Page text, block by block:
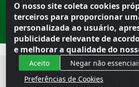
O nosso site coleta cookies
terceiros para proporcionar
personalizada ao usuário,
publicidade relevante de
e melhorar a qualidade do
Aceito
Negar não
Preferências de Cookies
Porto
13.669-899· CNPJ 56.679.863/0001-91
© 2026 Atacado Ideal